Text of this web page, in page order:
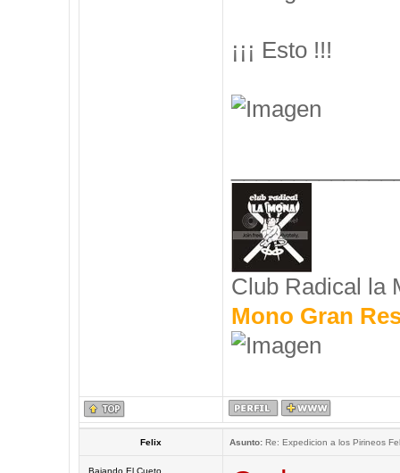
¡¡¡ Esto !!!
Club Radical la
Mono Gran
Felix Asunto:Re: Expedicion a los Pirineos
Bajando El Cueto